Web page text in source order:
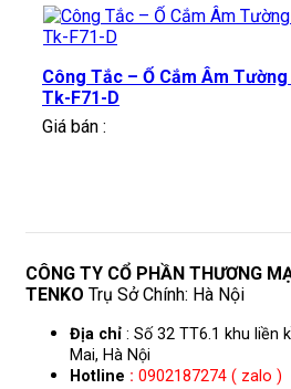
Công Tắc – Ổ Cắm Âm
Tk-F71-D
Giá bán :
CÔNG TY CỔ PHẦN THƯƠNG
TENKO Trụ Sở Chính: Hà Nội
Địa chỉ : Số 32 TT6.1 khu liền
Mai, Hà Nội
Hotline : 0902187274 ( zalo )